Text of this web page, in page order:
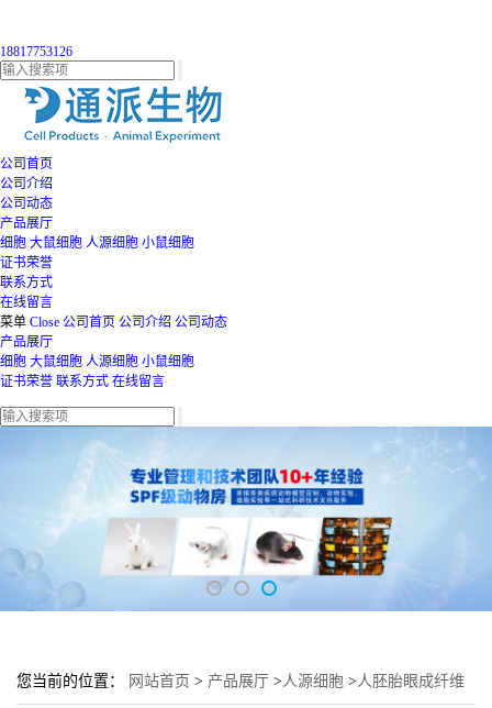
18817753126
公司首页
公司介绍
公司动态
产品展厅
细胞 大鼠细胞 人源细胞 小鼠细胞
证书荣誉
联系方式
在线留言
菜单 Close 公司首页 公司介绍 公司动态
产品展厅
细胞 大鼠细胞 人源细胞 小鼠细胞
证书荣誉 联系方式 在线留言
您当前的位置： 网站首页 > 产品展厅 >人源细胞 >人胚胎眼成纤维